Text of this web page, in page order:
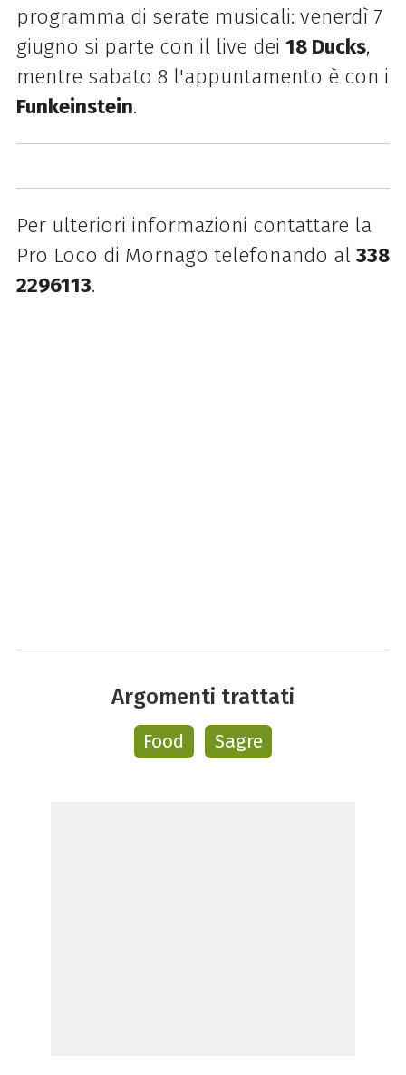
programma di serate musicali: venerdì 7
giugno si parte con il live dei 18 Ducks,
mentre sabato 8 l'appuntamento è con i
Funkeinstein.
Per ulteriori informazioni contattare la
Pro Loco di Mornago telefonando al 338
2296113.
Argomenti trattati
Food Sagre